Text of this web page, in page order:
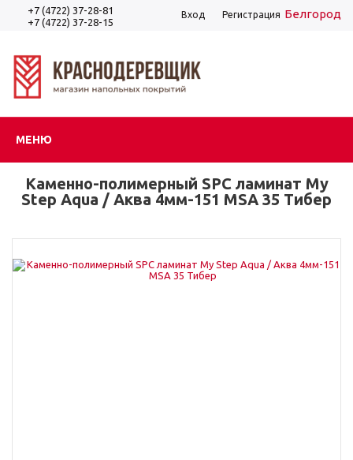
+7 (4722) 37-28-81
+7 (4722) 37-28-15
Белгород
Вход Регистрация
МЕНЮ
Каменно-полимерный SPC ламинат My
Step Aqua / Аква 4мм-151 MSA 35 Тибер